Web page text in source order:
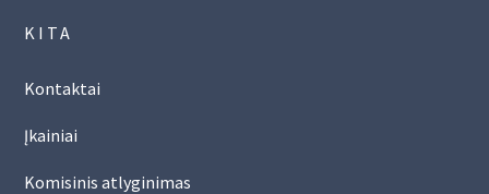
KITA
Kontaktai
Įkainiai
Komisinis atlyginimas